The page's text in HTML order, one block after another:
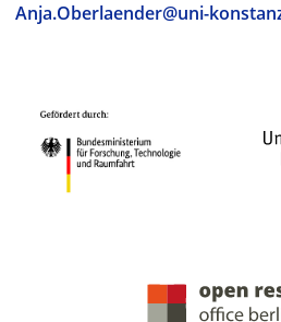
Anja.Oberlaender@uni-